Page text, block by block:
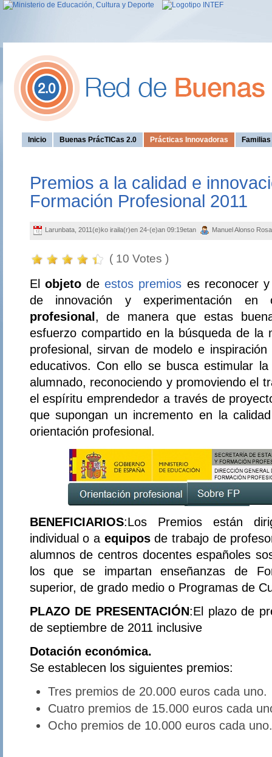
Inicio Buenas PrácTICas 2.0 Prácticas Innovadoras
Premios a la calidad e
Formación Profesional 2011
Larunbata, 2011(e)ko iraila(r)en 24-(e)an 09:19etan Manuel Alonso
( 10 Votes )
El objetodeestos premios es reconocer
de innovación y experimentación
profesional, de manera que estas
esfuerzo compartido en la búsqueda de la
profesional, sirvan de modelo e
educativos. Con ello se busca estimular
alumnado, reconociendo y promoviendo el
el espíritu emprendedor a través de
que supongan un incremento en la
orientación profesional.
BENEFICIARIOS:Los Premios están
individual o a equiposde trabajo de
alumnos de centros docentes españoles
los que se impartan enseñanzas de
superior, de grado medio o Programas de
PLAZO DE PRESENTACIÓN:El plazo de
de septiembre de 2011 inclusive
Dotación económica.
Se establecen los siguientes premios:
Tres premios de 20.000 euros cada uno.
Cuatro premios de 15.000 euros cada
Ocho premios de 10.000 euros cada uno.